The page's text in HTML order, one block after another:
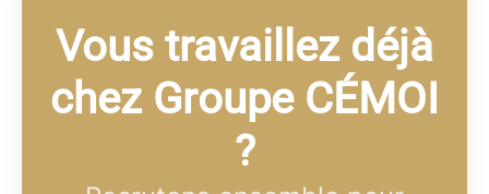
Vous travaillez déjà
chez Groupe CÉMOI
?